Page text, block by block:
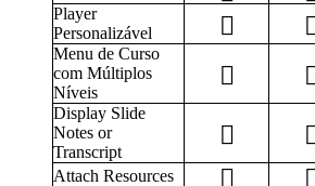
Player
Personalizável
Menu de Curso
com Múltiplos
Níveis
Display Slide
Notes or
Transcript
Attach Resources